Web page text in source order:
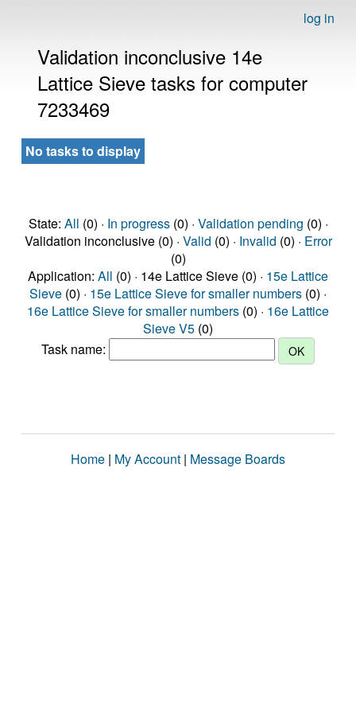
log in
Validation inconclusive 14e
Lattice Sieve tasks for computer
7233469
No tasks to display
State: All (0) · In progress(0) · Validation pending (0) ·
Validation inconclusive (0) · Valid (0) · Invalid (0) · Error
(0)
Application: All (0) · 14e Lattice Sieve (0) · 15e Lattice
Sieve (0) · 15e Lattice Sieve for smaller numbers (0) ·
16e Lattice Sieve for smaller numbers (0) · 16e Lattice
Sieve V5 (0)
Task name:
Home | My Account | Message Boards